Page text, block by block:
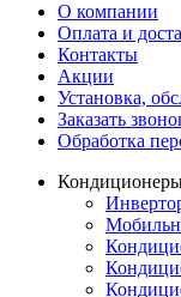
О компании
Оплата и
Контакты
Акции
Установка,
Заказать
Обработка